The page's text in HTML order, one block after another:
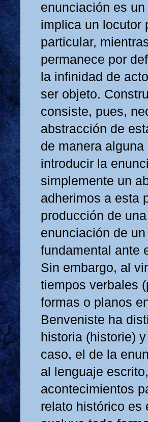
enunciación es
implica un locutor
particular,
permanece por
la infinidad de
ser objeto.
consiste, pues,
abstracción de
de manera
introducir la
simplemente un
adherimos a esta
producción de
enunciación de
fundamental ante
Sin embargo, al
tiempos verbales
formas o planos
Benveniste ha
historia (historie)
caso, el de la
al lenguaje
acontecimientos
relato histórico es